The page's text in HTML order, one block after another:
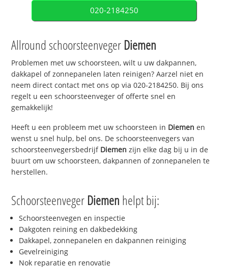
020-2184250
Allround schoorsteenveger Diemen
Problemen met uw schoorsteen, wilt u uw dakpannen,
dakkapel of zonnepanelen laten reinigen? Aarzel niet en
neem direct contact met ons op via 020-2184250. Bij ons
regelt u een schoorsteenveger of offerte snel en
gemakkelijk!
Heeft u een probleem met uw schoorsteen in Diemen en
wenst u snel hulp, bel ons. De schoorsteenvegers van
schoorsteenvegersbedrijf Diemen zijn elke dag bij u in de
buurt om uw schoorsteen, dakpannen of zonnepanelen te
herstellen.
Schoorsteenveger Diemen helpt bij:
Schoorsteenvegen en inspectie
Dakgoten reining en dakbedekking
Dakkapel, zonnepanelen en dakpannen reiniging
Gevelreiniging
Nok reparatie en renovatie